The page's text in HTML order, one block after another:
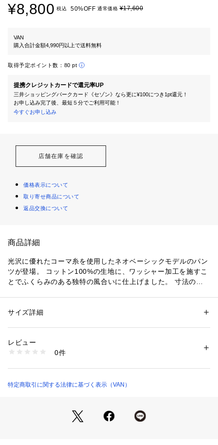
¥8,800 税込 50%OFF 通常価格¥17,600
VAN
購入合計金額4,990円以上で送料無料
取得予定ポイント数： 80 pt
提携クレジットカードで還元率UP
三井ショッピングパークカード《セゾン》なら更に¥100につき1pt還元！
お申し込み完了後、最短５分でご利用可能！
今すぐお申し込み
店舗在庫を確認
価格表示について
取り寄せ商品について
返品交換について
商品詳細
光沢に優れたコーマ糸を使用したネオベーシックモデルのパン
ツが登場。 コットン100%の生地に、ワッシャー加工を施すこ
とでふくらみのある独特の風合いに仕上げました。 寸法の差
ン、カジュアルシーンと様々な場面に対応できる一着です。
性別：メンズ
素材：綿100%
商品番号：
ZC424001 （ショップ）
サイズ詳細
レビュー
0件
特定商取引に関する法律に基づく表示（VAN）